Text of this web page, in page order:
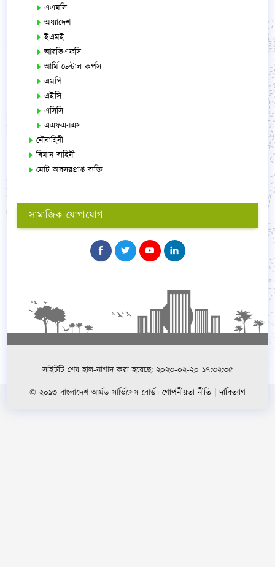
এএমসি
অধ্যাদেশ
ইএমই
আরভিএফসি
আর্মি ডেন্টাল কর্পস
এমপি
এইসি
এসিসি
এএফএনএস
নৌবাহিনী
বিমান বাহিনী
মোট অবসরপ্রাপ্ত ব্যক্তি
সামাজিক যোগাযোগ
সাইটটি শেষ হাল-নাগাদ করা হয়েছে: ২০২৩-০২-২০ ১৭:৩২:৩৫
© ২০১৩ বাংলাদেশ আর্মড সার্ভিসেস বোর্ড। গোপনীয়তা নীতি |দাবিত্যাগ